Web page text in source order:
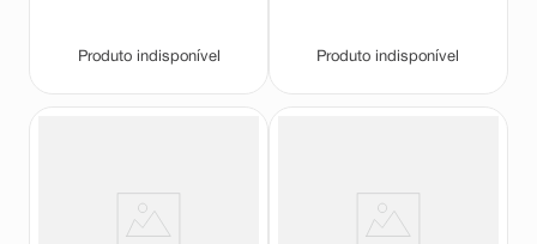
Produto indisponível Produto indisponível